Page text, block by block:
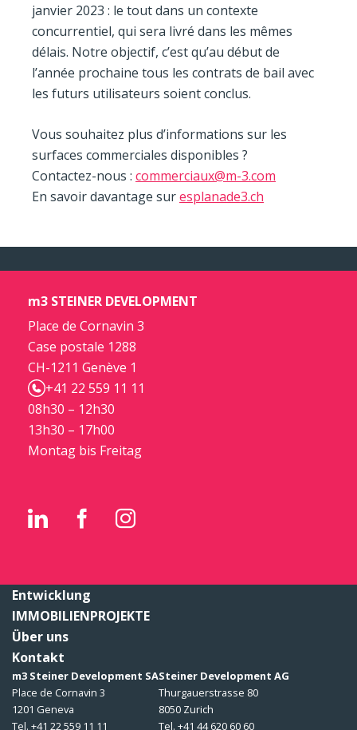
janvier 2023 : le tout dans un contexte
concurrentiel, qui sera livré dans les mêmes
délais. Notre objectif, c’est qu’au début de
l’année prochaine tous les contrats de bail avec
les futurs utilisateurs soient conclus.
Vous souhaitez plus d’informations sur les
surfaces commerciales disponibles ?
Contactez-nous : commerciaux@m-3.com
En savoir davantage suresplanade3.ch
m3 STEINER DEVELOPMENT
Place de Cornavin 3
Case postale 1288
CH-1211 Genève 1
+41 22 559 11 11
08h30 – 12h30
13h30 – 17h00
Montag bis Freitag
Entwicklung
IMMOBILIENPROJEKTE
Über uns
Kontakt
m3 Steiner Development SA
Place de Cornavin 3
1201 Geneva
Tel. +41 22 559 11 11
Steiner Development AG
Thurgauerstrasse 80
8050 Zurich
Tel. +41 44 620 60 60